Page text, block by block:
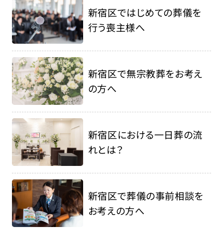
新宿区ではじめての葬儀を
行う喪主様へ
新宿区で無宗教葬をお考え
の方へ
新宿区における一日葬の流
れとは？
新宿区で葬儀の事前相談を
お考えの方へ